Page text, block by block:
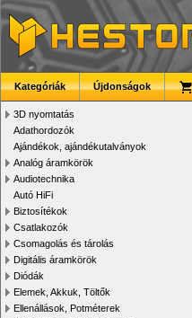
Kategóriák Újdonságok
3D nyomtatás
Adathordozók
Ajándékok, ajándékutalványok
Analóg áramkörök
Audiotechnika
Autó HiFi
Biztosítékok
Csatlakozók
Csomagolás és tárolás
Digitális áramkörök
Diódák
Elemek, Akkuk, Töltők
Ellenállások, Potméterek